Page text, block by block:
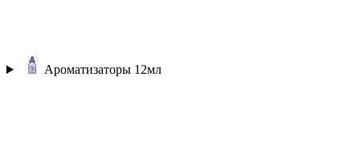
Ароматизаторы 12мл